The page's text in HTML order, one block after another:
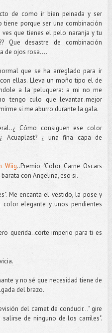
de como ir bien peinada y ser
porque ser una combinación
ves que tienes el pelo naranja y tu
Que desastre de combinación
de ojos rosa....
que se ha arreglado para ir
ellas. Lleva un moño tipo el de
a la peluquera: a mi no me
tengo culo que levantar..mejor
si me aburro durante la gala.
Cómo consiguen ese color
Acuaplast? ¿ una fina capa de
Wiig..Premio "Color Carne Oscars
con Angelina, eso si.
Me encanta el vestido, la pose y
elegante y unos pendientes
querida..corte imperio para ti es
y no sé que necesidad tiene de
del brazo.
del carnet de conducir..." gire
de ninguno de los carriles".